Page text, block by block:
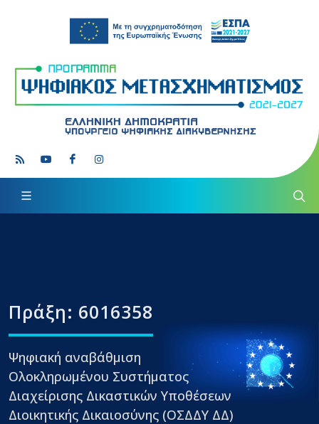
Πράξη: 6016358
Ψηφιακή αναβάθμιση
Ολοκληρωμένου Συστήματος
Διαχείρισης Δικαστικών Υποθέσεων
Διοικητικής Δικαιοσύνης (ΟΣΔΔΥ ΔΔ)